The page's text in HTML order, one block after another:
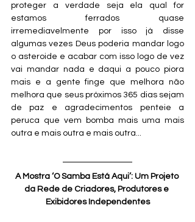
proteger a verdade seja ela qual for
estamos ferrados quase
irremediavelmente por isso já disse
algumas vezes Deus poderia mandar logo
o asteroide e acabar com isso logo de vez
vai mandar nada e daqui a pouco piora
mais e a gente finge que melhora não
melhora que seus próximos 365 dias sejam
de paz e agradecimentos penteie a
peruca que vem bomba mais uma mais
outra e mais outra e mais outra...
A Mostra ‘O Samba Está Aqui’: Um Projeto
da Rede de Criadores, Produtores e
Exibidores Independentes